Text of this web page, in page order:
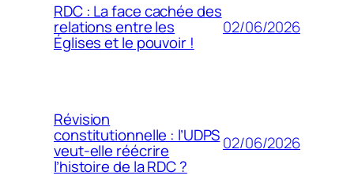
RDC : La face cachée des
relations entre les
Églises et le pouvoir !
02/06/2026
Révision
constitutionnelle : l’UDPS
veut-elle réécrire
l’histoire de la RDC ?
02/06/2026